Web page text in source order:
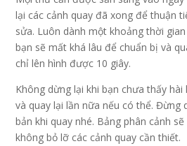
lại các cảnh quay đã xong để thuận
sửa. Luôn dành một khoảng thời
bạn sẽ mất khá lâu để chuẩn bị và
chỉ lên hình được 10 giây.
Không dừng lại khi bạn chưa thấy
và quay lại lần nữa nếu có thể. Đừng
bản khi quay nhé. Bảng phân cảnh
không bỏ lỡ các cảnh quay cần thiết.